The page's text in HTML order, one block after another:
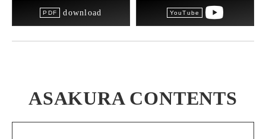
download
ASAKURA CONTENTS